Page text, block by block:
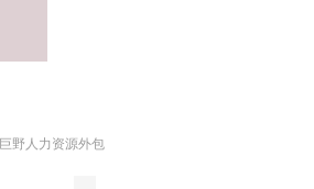
巨野人力资源外包